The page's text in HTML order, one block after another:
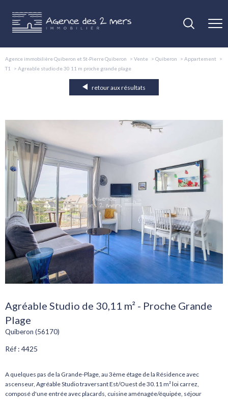
Agence immobilière Quiberon et St-Pierre Quiberon Vente Quiberon
Appartement
T1
Agreable studio de 30 11 m proche grande plage
retour aux résultats
Agréable Studio de 30,11 m² - Proche Grande
Plage
Quiberon (56170)
Réf : 4425
A quelques pas de la Grande-Plage, au 3ème étage de la Résidence avec
ascenseur, Agréable Studio traversant Est/Ouest de 30.11 m² loi carrez,
composé d'une entrée avec placards, cuisine aménagée/équipée, séjour